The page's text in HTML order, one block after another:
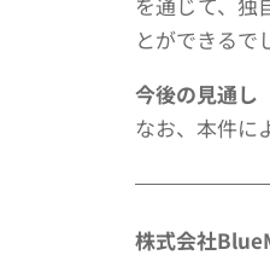
とができるで
今後の見通し
なお、本件に
株式会社